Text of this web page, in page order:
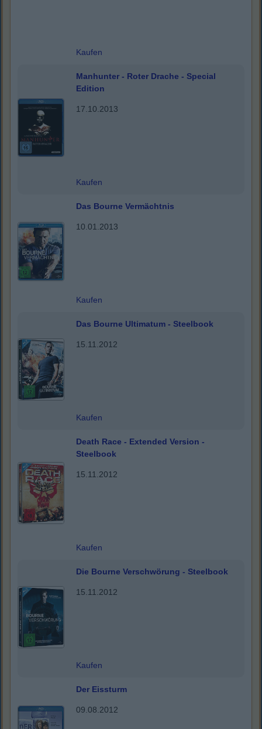
Kaufen
Manhunter - Roter Drache - Special
Edition
17.10.2013
Kaufen
Das Bourne Vermächtnis
10.01.2013
Kaufen
Das Bourne Ultimatum - Steelbook
15.11.2012
Kaufen
Death Race - Extended Version -
Steelbook
15.11.2012
Kaufen
Die Bourne Verschwörung - Steelbook
15.11.2012
Kaufen
Der Eissturm
09.08.2012